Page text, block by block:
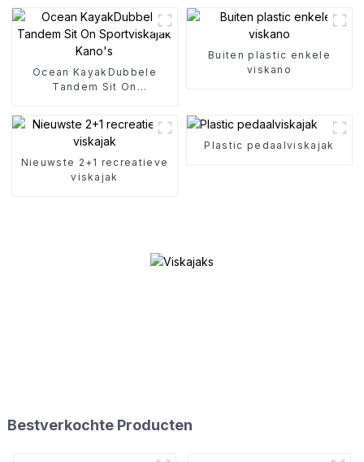
Ocean KayakDubbele
Tandem Sit On
Buiten plastic enkele
viskano
Nieuwste 2+1 recreatieve
viskajak
Plastic pedaalviskajak
Bestverkochte Producten